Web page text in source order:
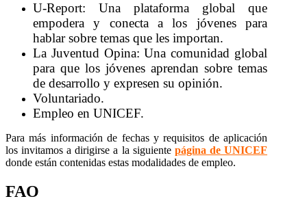
U-Report: Una plataforma global que
empodera y conecta a los jóvenes para
hablar sobre temas que les importan.
La Juventud Opina: Una comunidad global
para que los jóvenes aprendan sobre temas
de desarrollo y expresen su opinión.
Voluntariado.
Empleo en UNICEF.
Para más información de fechas y requisitos de aplicación
los invitamos a dirigirse a la siguiente página de UNICEF
donde están contenidas estas modalidades de empleo.
FAO